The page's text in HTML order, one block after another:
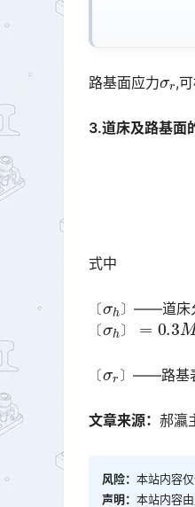
路基面应力 ,
3.道床及路基面
式中
〔 〕
〔 h ——道床
〔 〕
〔σh 0.3
〔 〕
〔 r〕——路基
文章来源： 郝瀛
风险： 本站内容
声明： 本站内容